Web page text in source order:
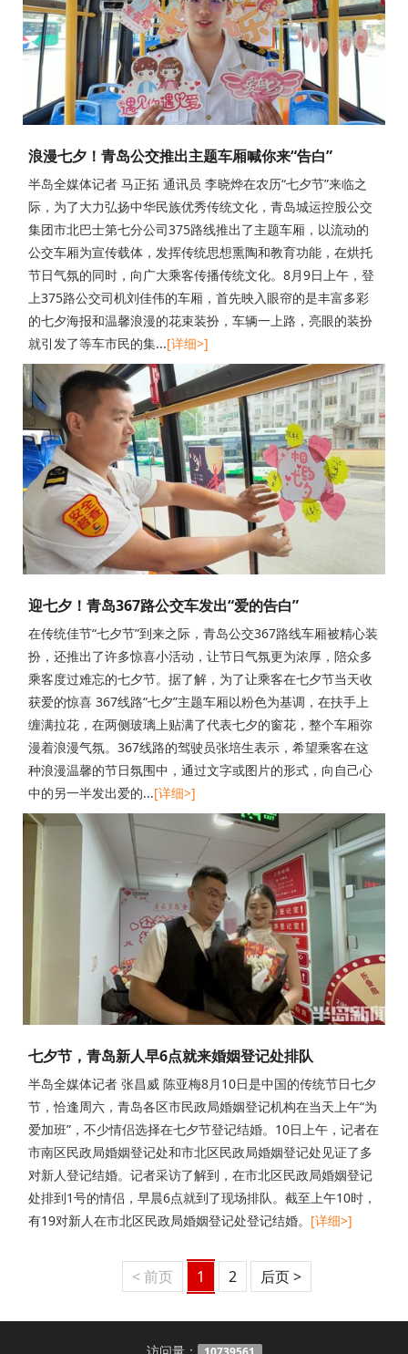
浪漫七夕！青岛公交推出主题车厢喊你来“告白”
半岛全媒体记者 马正拓 通讯员 李晓烨在农历“七夕节”来临之
际，为了大力弘扬中华民族优秀传统文化，青岛城运控股公交
集团市北巴士第七分公司375路线推出了主题车厢，以流动的
公交车厢为宣传载体，发挥传统思想熏陶和教育功能，在烘托
节日气氛的同时，向广大乘客传播传统文化。8月9日上午，登
上375路公交司机刘佳伟的车厢，首先映入眼帘的是丰富多彩
的七夕海报和温馨浪漫的花束装扮，车辆一上路，亮眼的装扮
就引发了等车市民的集...[详细>]
迎七夕！青岛367路公交车发出“爱的告白”
在传统佳节“七夕节”到来之际，青岛公交367路线车厢被精心装
扮，还推出了许多惊喜小活动，让节日气氛更为浓厚，陪众多
乘客度过难忘的七夕节。据了解，为了让乘客在七夕节当天收
获爱的惊喜 367线路“七夕”主题车厢以粉色为基调，在扶手上
缠满拉花，在两侧玻璃上贴满了代表七夕的窗花，整个车厢弥
漫着浪漫气氛。367线路的驾驶员张培生表示，希望乘客在这
种浪漫温馨的节日氛围中，通过文字或图片的形式，向自己心
中的另一半发出爱的...[详细>]
七夕节，青岛新人早6点就来婚姻登记处排队
半岛全媒体记者 张昌威 陈亚梅8月10日是中国的传统节日七夕
节，恰逢周六，青岛各区市民政局婚姻登记机构在当天上午“为
爱加班”，不少情侣选择在七夕节登记结婚。10日上午，记者在
市南区民政局婚姻登记处和市北区民政局婚姻登记处见证了多
对新人登记结婚。记者采访了解到，在市北区民政局婚姻登记
处排到1号的情侣，早晨6点就到了现场排队。截至上午10时，
有19对新人在市北区民政局婚姻登记处登记结婚。 [详细>]
< 前页 1 2 后页 >